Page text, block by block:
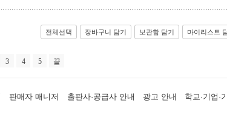
전체선택 장바구니 담기 보관함 담기 마이리스트
3 4 5 끝
판매자 매니저 출판사·공급사 안내 광고 안내 학교·기업·